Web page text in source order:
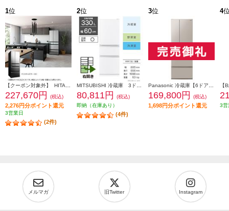
1位
227,670円 (税込)
2,276円分ポイント還元
3営業日
(2件)
2位
80,811円
(税込)
即納（在庫あり）
(4件)
3位
169,800円 (税込)
1,698円分ポイント還元
4
3営
メルマガ 旧Twitter Instagram